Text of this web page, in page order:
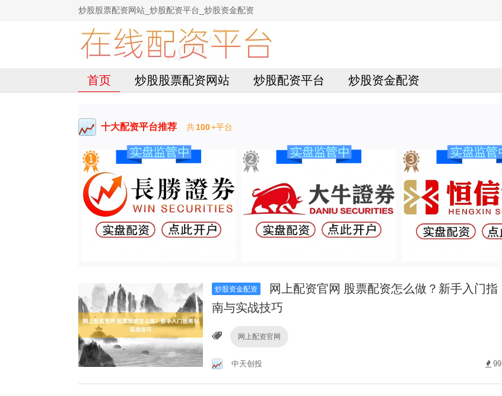
炒股股票配资网站_炒股配资平台_炒股资金配资
首页 炒股股票配资网站 炒股配资平台 炒股资金配资
十大配资平台推荐 共100+平台
炒股资金配资
网上配资官网 股票配资怎么做？新手入门指
南与实战技巧
网上配资官网
中天创投 99